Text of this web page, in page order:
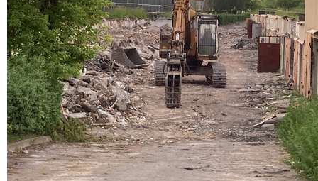
NA DROGACH
POMOC
SZUKAM / ZNALEZIONO / POMOC
INNE